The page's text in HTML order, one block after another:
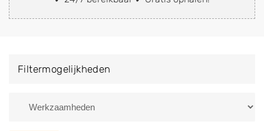
naar de sloop of deze liever laten ophalen op een
van Sambeek en ontvang een vergoeding voor uw
Zoekt u liever naar een sloperij in een andere plaats of
Filtermogelijkheden